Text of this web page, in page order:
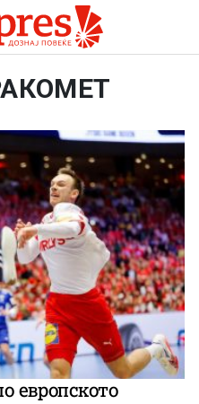
европското